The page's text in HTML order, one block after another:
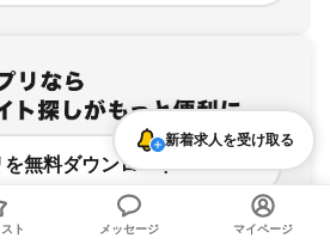
を無料ダウンロード
新着求人を受け取る
ト メッセージ マイページ